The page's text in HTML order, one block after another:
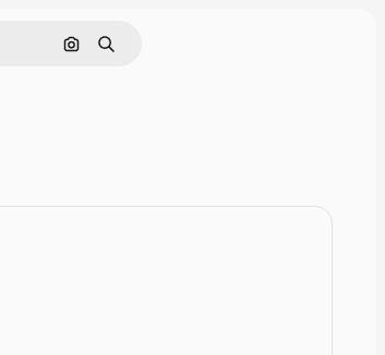
Zoeken op afbeelding
Zoeken